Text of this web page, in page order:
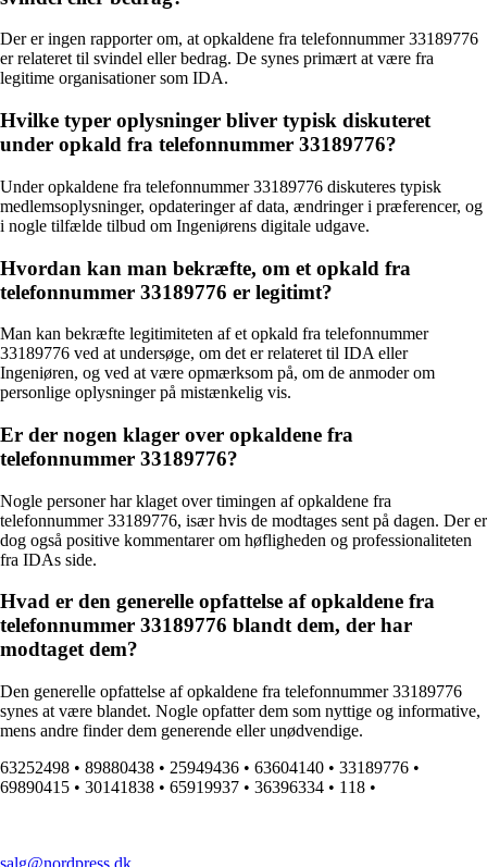
Der er ingen rapporter om, at opkaldene fra telefonnummer 33189776
er relateret til svindel eller bedrag. De synes primært at være fra
legitime organisationer som IDA.
Hvilke typer oplysninger bliver typisk diskuteret
under opkald fra telefonnummer 33189776?
Under opkaldene fra telefonnummer 33189776 diskuteres typisk
medlemsoplysninger, opdateringer af data, ændringer i præferencer, og
i nogle tilfælde tilbud om Ingeniørens digitale udgave.
Hvordan kan man bekræfte, om et opkald fra
telefonnummer 33189776 er legitimt?
Man kan bekræfte legitimiteten af et opkald fra telefonnummer
33189776 ved at undersøge, om det er relateret til IDA eller
Ingeniøren, og ved at være opmærksom på, om de anmoder om
personlige oplysninger på mistænkelig vis.
Er der nogen klager over opkaldene fra
telefonnummer 33189776?
Nogle personer har klaget over timingen af opkaldene fra
telefonnummer 33189776, især hvis de modtages sent på dagen. Der er
dog også positive kommentarer om høfligheden og professionaliteten
fra IDAs side.
Hvad er den generelle opfattelse af opkaldene fra
telefonnummer 33189776 blandt dem, der har
modtaget dem?
Den generelle opfattelse af opkaldene fra telefonnummer 33189776
synes at være blandet. Nogle opfatter dem som nyttige og informative,
mens andre finder dem generende eller unødvendige.
63252498 • 89880438 • 25949436 • 63604140 • 33189776 •
69890415 • 30141838 • 65919937 • 36396334 • 118 •
salg@nordpress.dk